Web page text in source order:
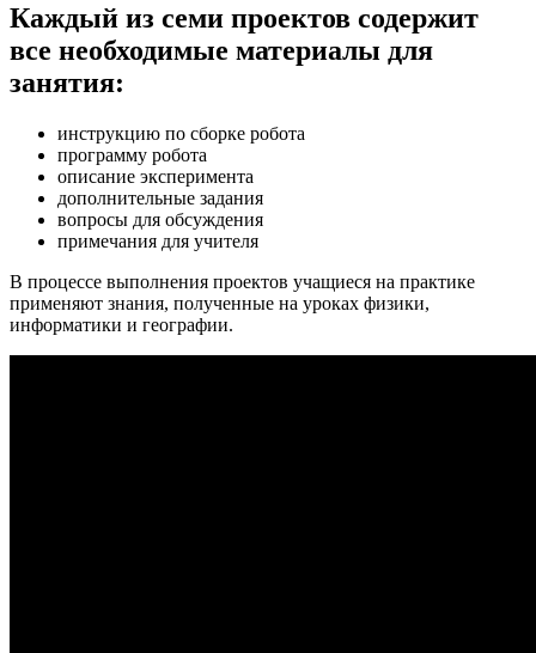
Каждый из семи проектов содержит
все необходимые материалы для
занятия:
инструкцию по сборке робота
программу робота
описание эксперимента
дополнительные задания
вопросы для обсуждения
примечания для учителя
В процессе выполнения проектов учащиеся на практике
применяют знания, полученные на уроках физики,
информатики и географии.